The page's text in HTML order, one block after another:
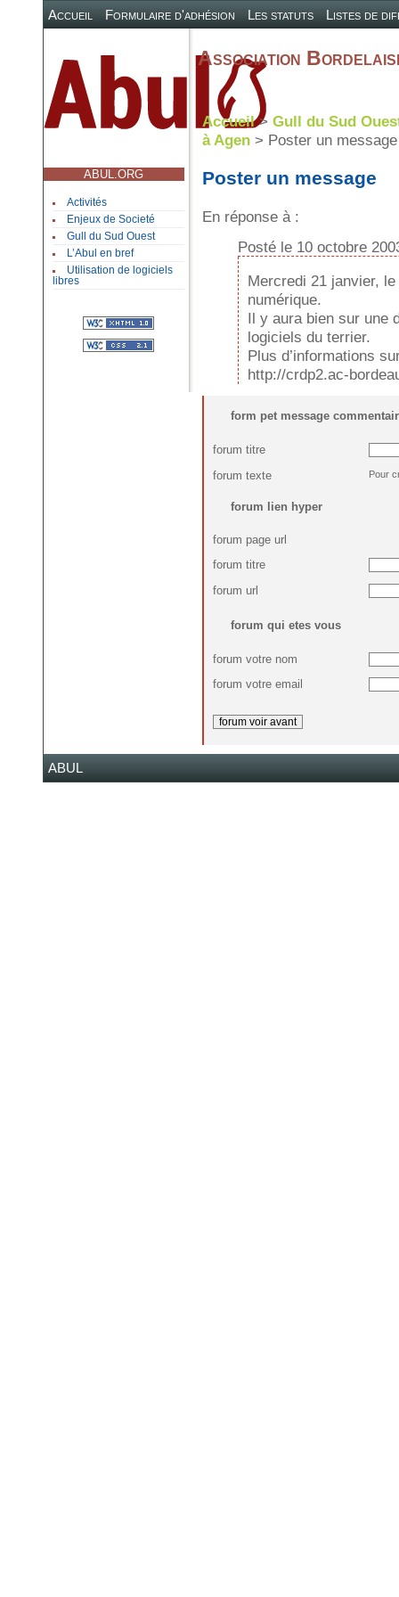
Accueil Formulaire d'adhésion Les statuts Listes de
ABUL.ORG
Activités
Enjeux de Societé
Gull du Sud Ouest
L’Abul en bref
Utilisation de logiciels
libres
Association
Accueil> Gull du Sud
à Agen> Poster un message
Poster un message
En réponse à :
Posté le 10 octobre
Mercredi 21 janvier,
numérique.
Il y aura bien sur une
logiciels du terrier.
Plus d’informations
http://crdp2.ac-
form pet message
forum titre
forum texte
Pour
forum lien hyper
forum page url
forum titre
forum url
forum qui etes vous
forum votre nom
forum votre email
ABUL